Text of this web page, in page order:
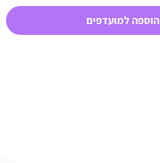
הוספה למועדפים